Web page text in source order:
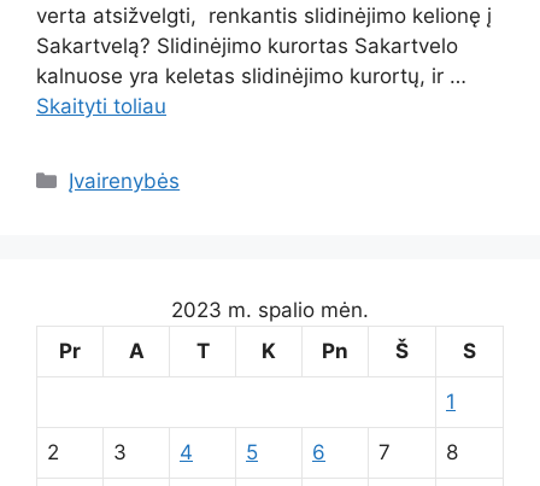
verta atsižvelgti, renkantis slidinėjimo kelionę į
Sakartvelą? Slidinėjimo kurortas Sakartvelo
kalnuose yra keletas slidinėjimo kurortų, ir …
Skaityti toliau
Kategorijos
Įvairenybės
2023 m. spalio mėn.
Pr
A T K Pn Š S
1
2 3 4 5 6 7 8